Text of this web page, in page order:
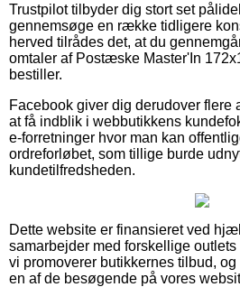
Trustpilot tilbyder dig stort set
gennemsøge en række tidligere
herved tilrådes det, at du
omtaler af Postæske Master'In
bestiller.
Facebook giver dig derudover flere
at få indblik i webbutikkens
e-forretninger hvor man kan
ordreforløbet, som tillige burde
kundetilfredsheden.
Dette website er finansieret ved
samarbejder med forskellige
vi promoverer butikkernes tilbud,
en af de besøgende på vores